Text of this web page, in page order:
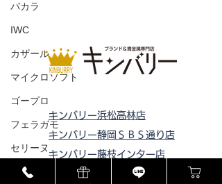
バカラ
IWC
カザール
マイクロソフト
ゴープロ
フェラガモ
セリーヌ
ラドー
キンバリー浜松高林店
キンバリー静岡ＳＢＳ通り店
キンバリー藤枝インター店
ピックアップ浜松西伊場店